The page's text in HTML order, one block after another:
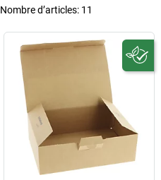
Nombre d’articles: 11